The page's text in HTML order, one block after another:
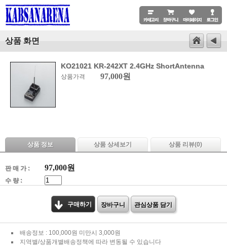
상품 화면
KO21021 KR-242XT 2.4GHz ShortAntenna
상품가격 97,000원
상품 정보 상품 상세보기 상품 리뷰(0)
판 매 가 : 97,000원
수 량 :
구매하기 장바구니 관심상품 담기
배송정보 : 100,000원 미만시 3,000원
지역별/상품개별배송정책에 따라 변동될 수 있습니다